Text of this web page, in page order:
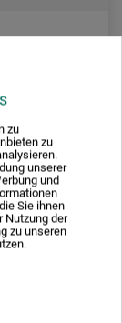
zu
zu
unserer
und
Sie ihnen
Nutzung der
zu unseren